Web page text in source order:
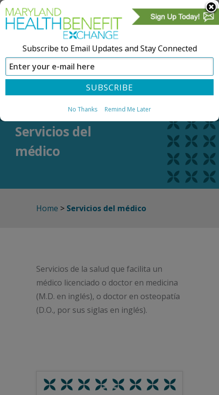
CREAR UNA CUENTA REGÍSTRESE
Servicios del
médico
Home > Servicios del médico
Servicios de la salud que facilita un
médico licenciado o doctor en medicina
(M.D. en inglés), o doctor en osteopatía
(D.O., por sus siglas en inglés).
Subscribe to Email Updates and Stay Connected
No Thanks Remind Me Later